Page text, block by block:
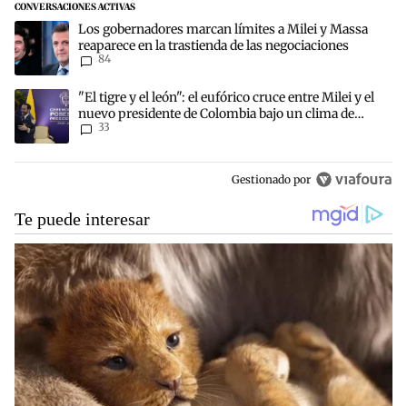
CONVERSACIONES ACTIVAS
Este listado muestra los artículos con más comentarios en los
Un artículo de tendencia con el título "Los gobernadores marcan
Los gobernadores marcan límites a Milei y Massa
reaparece en la trastienda de las negociaciones
84
Un artículo de tendencia con el título ""El tigre y el león": el
"El tigre y el león": el eufórico cruce entre Milei y el
nuevo presidente de Colombia bajo un clima de
máxima tensión
33
Gestionado por